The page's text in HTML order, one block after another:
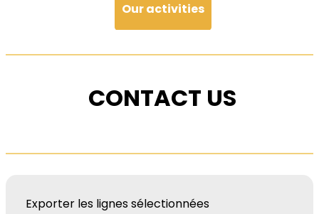
Our activities
CONTACT US